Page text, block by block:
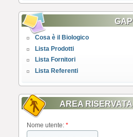
GAP
Cosa è il Biologico
Lista Prodotti
Lista Fornitori
Lista Referenti
AREA RISERVATA
Nome utente: *